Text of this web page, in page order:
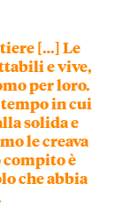
[…] Le
e vive,
per loro.
in cui
solida e
le creava
è
che abbia